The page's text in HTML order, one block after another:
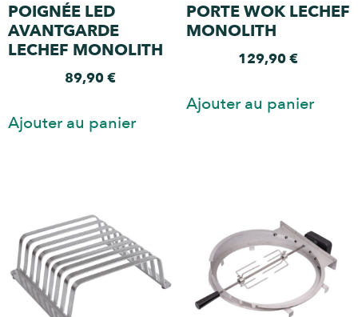
POIGNÉE LED
AVANTGARDE
LECHEF MONOLITH
89,90€
Ajouter au panier
PORTE WOK LECHEF
MONOLITH
129,90€
Ajouter au panier